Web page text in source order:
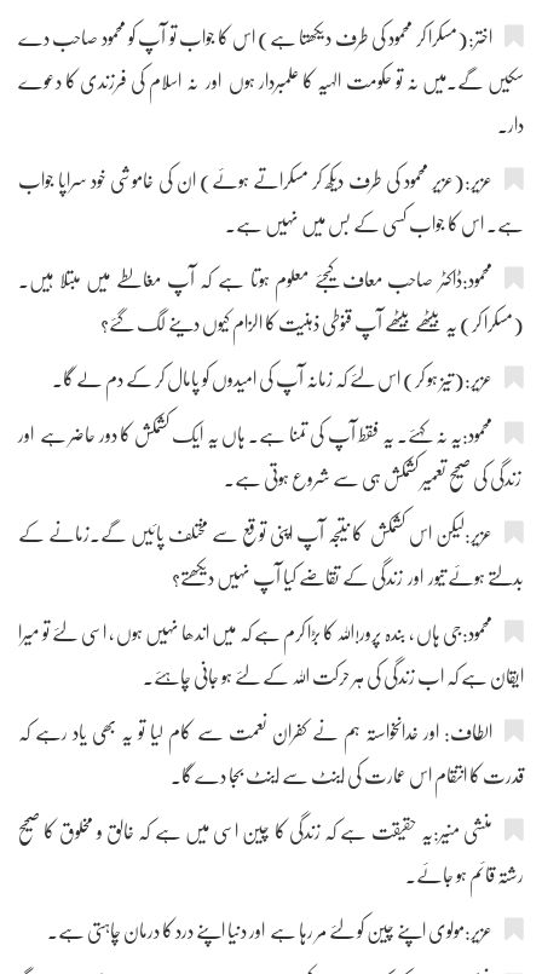
اختر:(مسکرا کر محمود کی طرف دیکھتا ہے) اس کا جواب تو آپ کو محمود صاحب دے
سکیں گے۔میں نہ تو حکومت الہیہ کا علمبردار ہوں اور نہ اسلام کی فرزندی کا دعوے
دار۔
عزیر:(عزیر محمود کی طرف دیکھ کر مسکراتے ہوئے) ان کی خاموشی خود سراپا جواب
ہے۔ اس کا جواب کسی کے بس میں نہیں ہے۔
محمود:ڈاکٹر صاحب معاف کیجئے معلوم ہوتا ہے کہ آپ مغالطے میں مبتلا ہیں۔
(مسکرا کر) یہ بیٹھے بیٹھے آپ قنوطی ذہنیت کا الزام کیوں دینے لگ گئے؟
عزیر:(تیز ہو کر) اس لئے کہ زمانہ آپ کی امیدوں کو پامال کر کے دم لے گا۔
محمود:یہ نہ کہئے۔ یہ فقط آپ کی تمنا ہے۔ ہاں یہ ایک کشمکش کا دور حاضر ہے اور
زندگی کی صحیح تعمیر کشمکش ہی سے شروع ہوتی ہے۔
عزیر:لیکن اس کشمکش کا نتیجہ آپ اپنی توقع سے مختلف پائیں گے۔زمانے کے
بدلتے ہوئے تیور اور زندگی کے تقاضے کیا آپ نہیں دیکھتے؟
محمود:جی ہاں ، بندہ پرور!اللہ کا بڑا کرم ہے کہ میں اندھا نہیں ہوں ، اسی لئے تو میرا
ایقان ہے کہ اب زندگی کی ہر حرکت اللہ کے لئے ہو جانی چاہئے۔
الطاف: اور خدانخواستہ ہم نے کفران نعمت سے کام لیا تو یہ بھی یاد رہے کہ
قدرت کا انتقام اس عمارت کی اینٹ سے اینٹ بجا دے گا۔
منشی منیر:یہ حقیقت ہے کہ زندگی کا چین اسی میں ہے کہ خالق و مخلوق کا صحیح
رشتہ قائم ہو جائے۔
عزیر:مولوی اپنے چین کو لئے مر رہا ہے اور دنیا اپنے درد کا درمان چاہتی ہے۔